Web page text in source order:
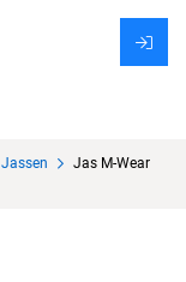
Jassen
Jas M-Wear